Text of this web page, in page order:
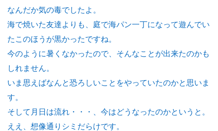
なんだか気の毒でしたよ。
海で焼いた友達よりも、庭で海パン一丁になって遊んでい
たこのほうが黒かったですね。
今のように暑くなかったので、そんなことが出来たのかも
しれません。
いま思えばなんと恐ろしいことをやっていたのかと思いま
す。
そして月日は流れ・・・、今はどうなったのかというと。
ええ、想像通りシミだらけです。